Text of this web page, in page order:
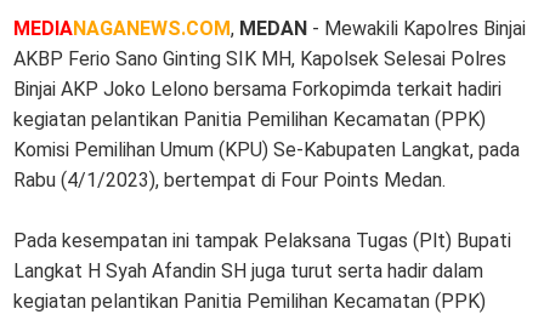
MEDIANAGANEWS.COM, MEDAN - Mewakili Kapolres Binjai
AKBP Ferio Sano Ginting SIK MH, Kapolsek Selesai Polres
Binjai AKP Joko Lelono bersama Forkopimda terkait hadiri
kegiatan pelantikan Panitia Pemilihan Kecamatan (PPK)
Komisi Pemilihan Umum (KPU) Se-Kabupaten Langkat, pada
Rabu (4/1/2023), bertempat di Four Points Medan.
Pada kesempatan ini tampak Pelaksana Tugas (Plt) Bupati
Langkat H Syah Afandin SH juga turut serta hadir dalam
kegiatan pelantikan Panitia Pemilihan Kecamatan (PPK)